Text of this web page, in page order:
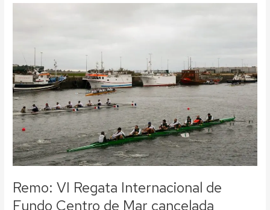
Remo: VI Regata Internacional de
Fundo Centro de Mar cancelada
Internacional
de
Fundo
Centro
de
Mar
cancelada
devido
ao
mau
tempo